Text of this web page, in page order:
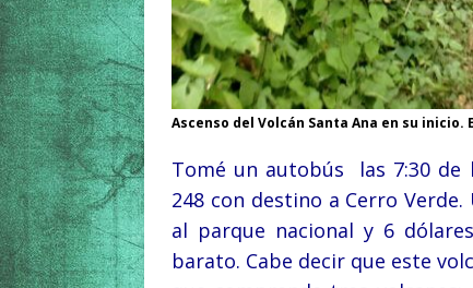
Ascenso del Volcán Santa Ana en su
Tomé un autobús las 7:30 de
248 con destino a Cerro
al parque nacional y 6
barato. Cabe decir que este